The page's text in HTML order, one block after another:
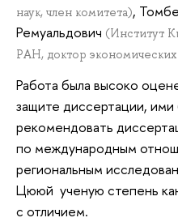
наук, член комитета),
Ремуальдович (Институт
РАН, доктор экономических
Работа была высоко
защите диссертации,
рекомендовать
по международным
региональным
Цююй ученую степень
с отличием.